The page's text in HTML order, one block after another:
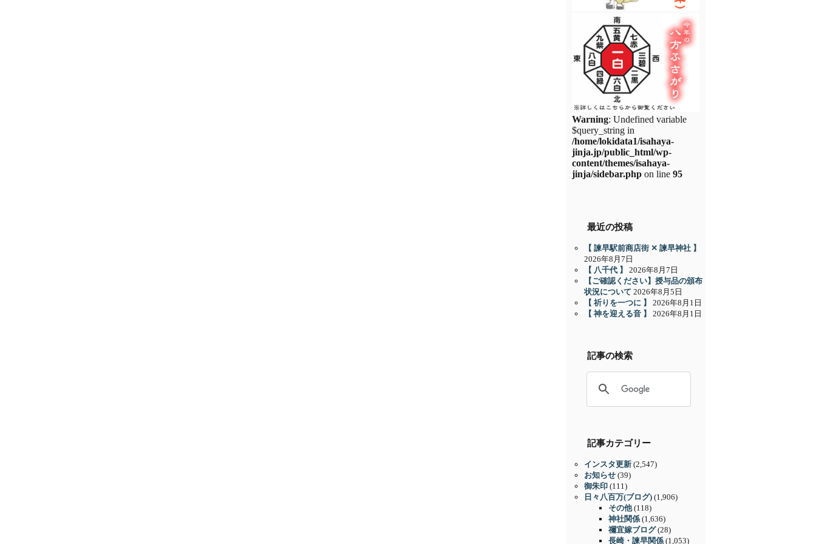
Warning: Undefined variable
$query_string in
/home/lokidata1/isahaya-
jinja.jp/public_html/wp-
content/themes/isahaya-
jinja/sidebar.php on line 95
最近の投稿
【 諫早駅前商店街 ✕ 諫早神社 】
2026年8月7日
【 八千代 】
2026年8月7日
【ご確認ください】授与品の頒布
状況について 2026年8月5日
【 祈りを一つに 】
2026年8月1日
【 神を迎える音 】
2026年8月1日
記事の検索
記事カテゴリー
インスタ更新 (2,547)
お知らせ (39)
御朱印 (111)
日々八百万(ブログ) (1,906)
その他(118)
神社関係 (1,636)
禰宜嫁ブログ(28)
長崎・諫早関係 (1,053)